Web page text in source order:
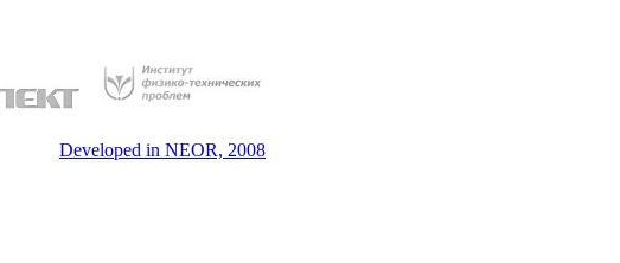
Developed in NEOR, 2008